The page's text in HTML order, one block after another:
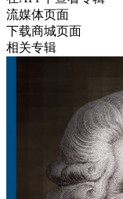
流媒体页面
下载商城页面
相关专辑